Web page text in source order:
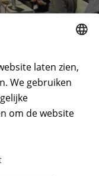
2026
ENGLISH
laten zien,
We gebruiken
om de website